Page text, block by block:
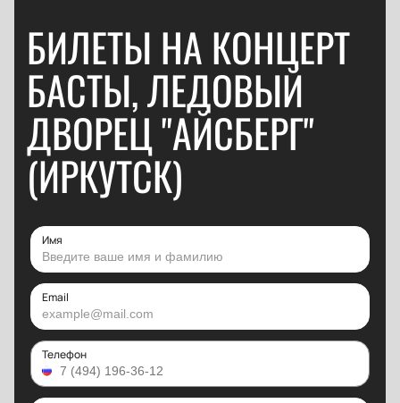
БИЛЕТЫ НА КОНЦЕРТ
БАСТЫ, ЛЕДОВЫЙ
ДВОРЕЦ "АЙСБЕРГ"
(ИРКУТСК)
Имя
Email
Телефон